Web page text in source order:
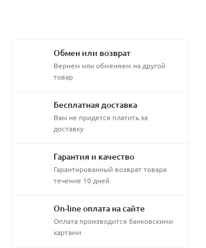
Обмен или возврат
Вернем или обменяем на другой
товар
Бесплатная доставка
Вам не придется платить за
доставку
Гарантия и качество
Гарантированный возврат товара
течение 10 дней
On-line оплата на сайте
Оплата производится банковскими
картами